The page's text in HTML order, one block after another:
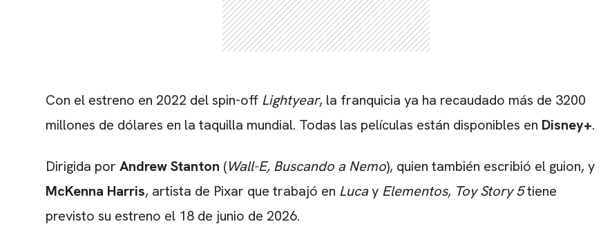
Con el estreno en 2022 del spin-off Lightyear, la franquicia ya ha recaudado más de 3200
millones de dólares en la taquilla mundial. Todas las películas están disponibles en Disney+.
Dirigida por Andrew Stanton (Wall-E, Buscando a Nemo), quien también escribió el guion, y
McKenna Harris, artista de Pixar que trabajó en Lucay Elementos, Toy Story 5tiene
previsto su estreno el 18 de junio de 2026.